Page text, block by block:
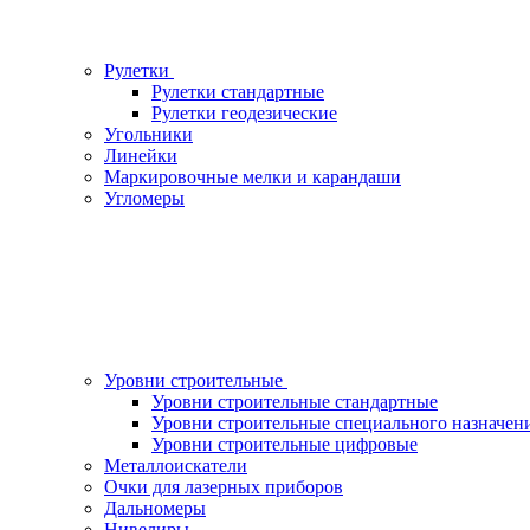
Рулетки
Рулетки стандартные
Рулетки геодезические
Угольники
Линейки
Маркировочные мелки и карандаши
Угломеры
Уровни строительные
Уровни строительные стандартные
Уровни строительные специального
Уровни строительные цифровые
Металлоискатели
Очки для лазерных приборов
Дальномеры